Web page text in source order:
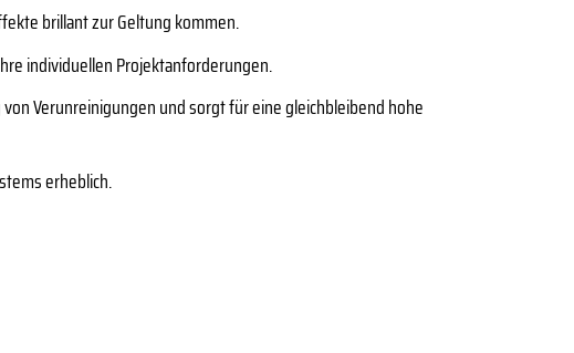
brillant zur Geltung kommen.
individuellen Projektanforderungen.
Verunreinigungen und sorgt für eine gleichbleibend hohe
erheblich.